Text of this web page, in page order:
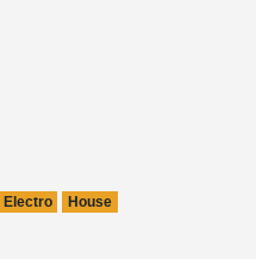
Electro House